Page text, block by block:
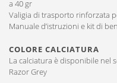
a 40 gr
Valigia di trasporto rinforzata
Manuale d’istruzioni e kit di
COLORE CALCIATURA
La calciatura è disponibile nel
Razor Grey